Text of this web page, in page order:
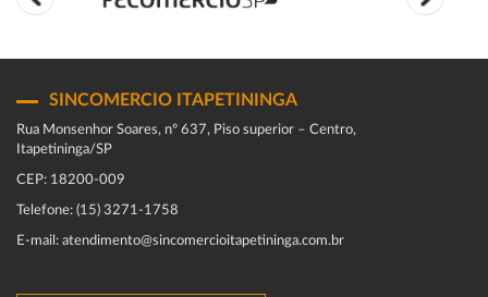
SINCOMERCIO ITAPETININGA
Rua Monsenhor Soares, nº 637, Piso superior – Centro,
Itapetininga/SP
CEP: 18200-009
Telefone: (15) 3271-1758
E-mail: atendimento@sincomercioitapetininga.com.br